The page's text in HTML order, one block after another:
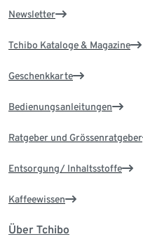
Newsletter
Tchibo Kataloge & Magazine
Geschenkkarte
Bedienungsanleitungen
Ratgeber und Grössenratgeber
Entsorgung/ Inhaltsstoffe
Kaffeewissen
Über Tchibo